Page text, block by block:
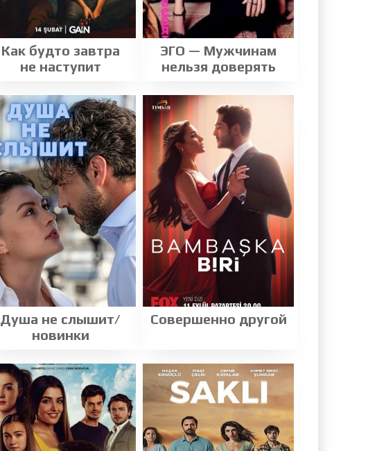
Как будто завтра
не наступит
ЭГО — Мужчинам
нельзя доверять
Душа не слышит/
новинки
Совершенно другой